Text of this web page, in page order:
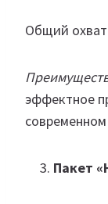
Общий
эффектное
Пакет